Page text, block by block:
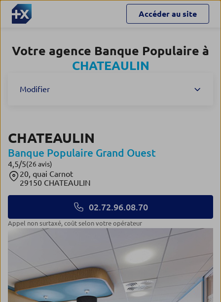
Accéder au site
Votre agence Banque Populaire à
CHATEAULIN
Modifier
CHATEAULIN
Banque Populaire Grand Ouest
4,5/5Note de 4.5 sur 5
(26 avis)
20, quai Carnot
29150 CHATEAULIN
02.72.96.08.70
Appel non surtaxé, coût selon votre opérateur